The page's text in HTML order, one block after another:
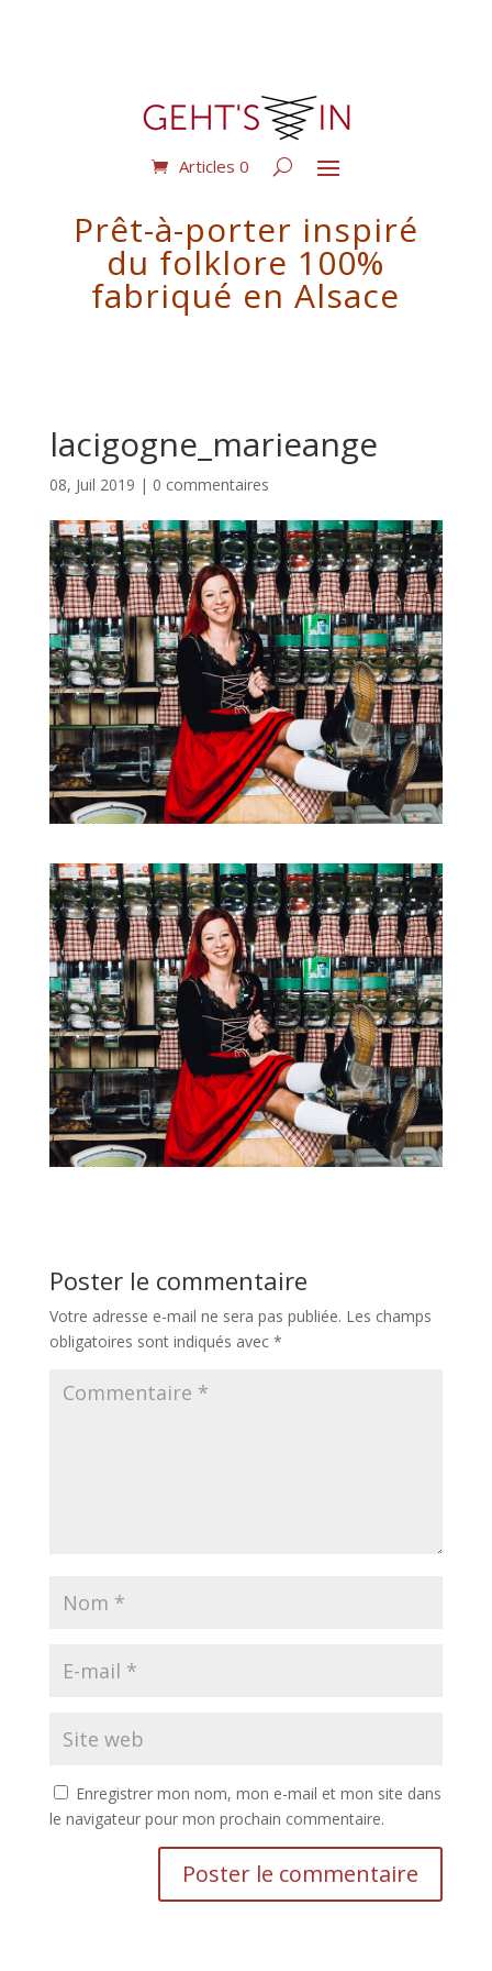
Articles 0
Prêt-à-porter inspiré
du folklore 100%
fabriqué en Alsace
lacigogne_marieange
08, Juil 2019 | 0 commentaires
Poster le commentaire
Votre adresse e-mail ne sera pas publiée. Les champs
obligatoires sont indiqués avec *
Enregistrer mon nom, mon e-mail et mon site dans
le navigateur pour mon prochain commentaire.